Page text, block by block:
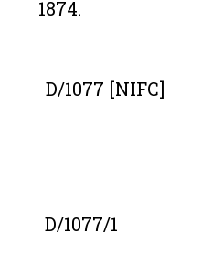
1874.
D/1077 [NIFC]
D/1077/1